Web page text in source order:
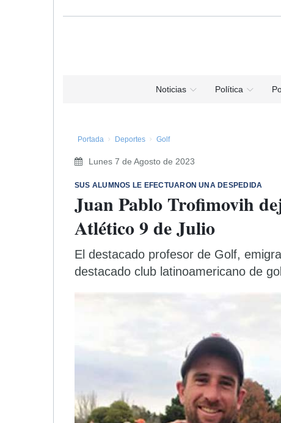
Noticias Política
Portada Deportes Golf
Lunes 7 de Agosto de 2023
SUS ALUMNOS LE EFECTUARON UNA DESPEDIDA
Juan Pablo Trofimovih
Atlético 9 de Julio
El destacado profesor de Golf,
destacado club latinoamericano de